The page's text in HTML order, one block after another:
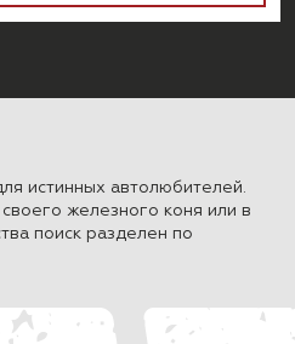
истинных автолюбителей.
железного коня или в
поиск разделен по